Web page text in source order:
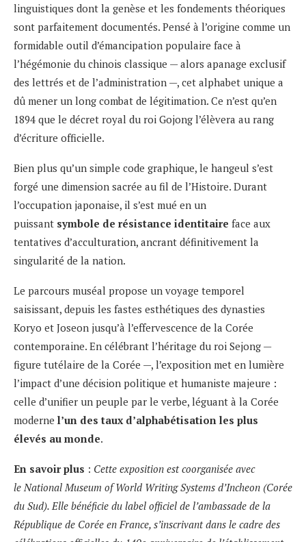
linguistiques dont la genèse et les fondements théoriques
sont parfaitement documentés. Pensé à l’origine comme un
formidable outil d’émancipation populaire face à
l’hégémonie du chinois classique — alors apanage exclusif
des lettrés et de l’administration —, cet alphabet unique a
dû mener un long combat de légitimation. Ce n’est qu’en
1894 que le décret royal du roi Gojong l’élèvera au rang
d’écriture officielle.
Bien plus qu’un simple code graphique, le hangeul s’est
forgé une dimension sacrée au fil de l’Histoire. Durant
l’occupation japonaise, il s’est mué en un
puissant symbole de résistance identitaire face aux
tentatives d’acculturation, ancrant définitivement la
singularité de la nation.
Le parcours muséal propose un voyage temporel
saisissant, depuis les fastes esthétiques des dynasties
Koryo et Joseon jusqu’à l’effervescence de la Corée
contemporaine. En célébrant l’héritage du roi Sejong —
figure tutélaire de la Corée —, l’exposition met en lumière
l’impact d’une décision politique et humaniste majeure :
celle d’unifier un peuple par le verbe, léguant à la Corée
moderne l’un des taux d’alphabétisation les plus
élevés au monde.
En savoir plus : Cette exposition est coorganisée avec
le National Museum of World Writing Systems d’Incheon (Corée
du Sud). Elle bénéficie du label officiel de l’ambassade de la
République de Corée en France, s’inscrivant dans le cadre des